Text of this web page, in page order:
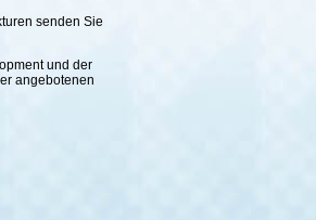
senden Sie
und der
angebotenen